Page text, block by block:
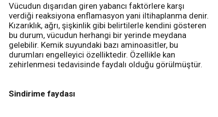
Vücudun dışarıdan giren yabancı faktörlere karşı
verdiği reaksiyona enflamasyon yani iltihaplanma denir.
Kızarıklık, ağrı, şişkinlik gibi belirtilerle kendini gösteren
bu durum, vücudun herhangi bir yerinde meydana
gelebilir. Kemik suyundaki bazı aminoasitler, bu
durumları engelleyici özelliktedir. Özellikle kan
zehirlenmesi tedavisinde faydalı olduğu görülmüştür.
Sindirime faydası